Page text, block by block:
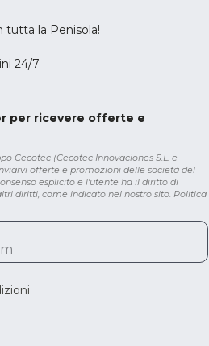
tutta la Penisola!
24/7
per ricevere offerte e
Cecotec (Cecotec Innovaciones S.L. e
offerte e promozioni delle società del
esplicito e l'utente ha il diritto di
diritti, come indicato nel nostro sito. Politica